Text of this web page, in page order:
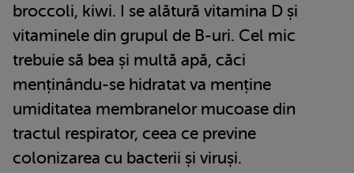
broccoli, kiwi. I se alătură vitamina D și
vitaminele din grupul de B-uri. Cel mic
trebuie să bea și multă apă, căci
menținându-se hidratat va menține
umiditatea membranelor mucoase din
tractul respirator, ceea ce previne
colonizarea cu bacterii și viruși.